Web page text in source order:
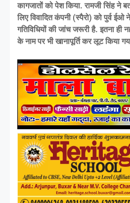
कागजातों को पेश किया. रामजी सिंह ने
लिए विवादित कंपनी (स्पैरो) को पुर्व ईओ
गतिविधियों की जांच जरूरी है. इतना ही
के नाम पर भी खानापूर्ति कर लूट किया